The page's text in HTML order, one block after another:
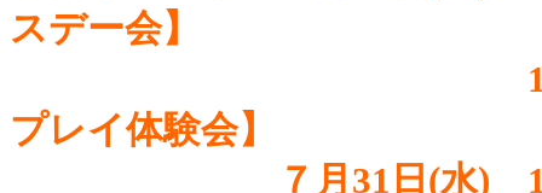
スデー会】
プレイ体験会】
７月31日(水)